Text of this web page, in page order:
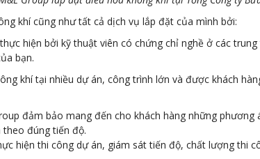
khí cũng như tất cả dịch vụ lắp đặt của mình bởi:
hiện bởi kỹ thuật viên có chứng chỉ nghề ở các
bạn.
khí tại nhiều dự án, công trình lớn và được khách
đảm bảo mang đến cho khách hàng những
đúng tiến độ.
hiện thi công dự án, giám sát tiến độ, chất lượng thi